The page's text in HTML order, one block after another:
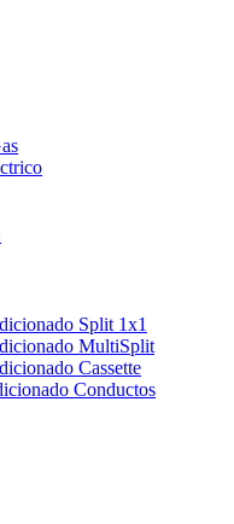
Split 1x1
MultiSplit
Cassette
Conductos